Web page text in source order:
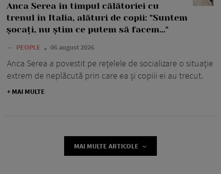
Anca Serea în timpul călătoriei cu
trenul în Italia, alături de copii: "Suntem
șocați, nu știm ce putem să facem..."
— PEOPLE 06 august 2026
Anca Serea a povestit pe rețelele de socializare o situație
extrem de neplăcută prin care ea și copiii ei au trecut.
+ MAI MULTE
MAI MULTE ARTICOLE